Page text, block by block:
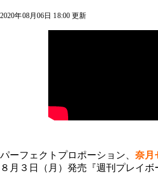
2020年08月06日 18:00 更新
パーフェクトプロポーション、 奈月
８月３日（月）発売『週刊プレイ